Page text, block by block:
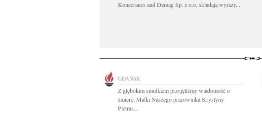
Konecranes and Demag Sp. z o.o. składają wyrazy...
GDAŃSK
Z głębokim smutkiem przyjęliśmy wiadomość o
śmierci Matki Naszego pracownika Krystyny
Pietras...